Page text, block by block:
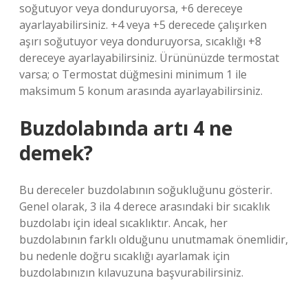
soğutuyor veya donduruyorsa, +6 dereceye
ayarlayabilirsiniz. +4 veya +5 derecede çalışırken
aşırı soğutuyor veya donduruyorsa, sıcaklığı +8
dereceye ayarlayabilirsiniz. Ürününüzde termostat
varsa; o Termostat düğmesini minimum 1 ile
maksimum 5 konum arasında ayarlayabilirsiniz.
Buzdolabında artı 4 ne
demek?
Bu dereceler buzdolabının soğukluğunu gösterir.
Genel olarak, 3 ila 4 derece arasındaki bir sıcaklık
buzdolabı için ideal sıcaklıktır. Ancak, her
buzdolabının farklı olduğunu unutmamak önemlidir,
bu nedenle doğru sıcaklığı ayarlamak için
buzdolabınızın kılavuzuna başvurabilirsiniz.